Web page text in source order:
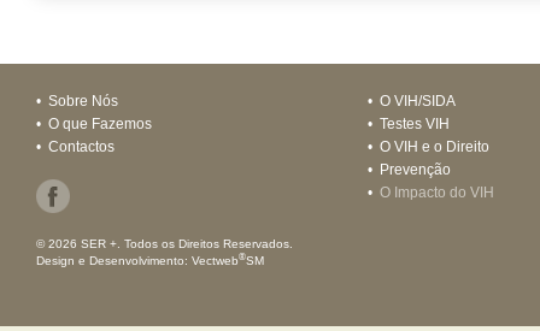
• Sobre Nós
• O que Fazemos
• Contactos
• O VIH/SIDA
• Testes VIH
• O VIH e o Direito
• Prevenção
• O Impacto do VIH
© 2026 SER +. Todos os Direitos Reservados.
Design e Desenvolvimento: Vectweb®SM